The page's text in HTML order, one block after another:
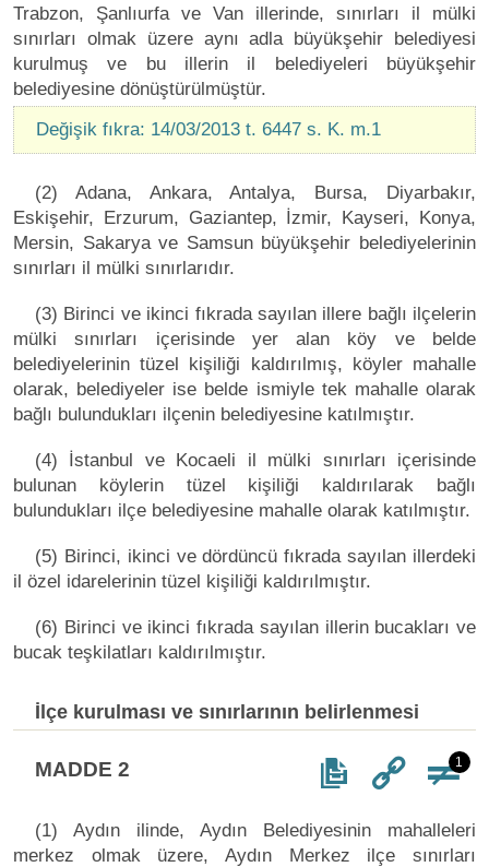
Trabzon, Şanlıurfa ve Van illerinde, sınırları il mülki
sınırları olmak üzere aynı adla büyükşehir belediyesi
kurulmuş ve bu illerin il belediyeleri büyükşehir
belediyesine dönüştürülmüştür.
Değişik fıkra: 14/03/2013 t. 6447 s. K. m.1
(2) Adana, Ankara, Antalya, Bursa, Diyarbakır,
Eskişehir, Erzurum, Gaziantep, İzmir, Kayseri, Konya,
Mersin, Sakarya ve Samsun büyükşehir belediyelerinin
sınırları il mülki sınırlarıdır.
(3) Birinci ve ikinci fıkrada sayılan illere bağlı ilçelerin
mülki sınırları içerisinde yer alan köy ve belde
belediyelerinin tüzel kişiliği kaldırılmış, köyler mahalle
olarak, belediyeler ise belde ismiyle tek mahalle olarak
bağlı bulundukları ilçenin belediyesine katılmıştır.
(4) İstanbul ve Kocaeli il mülki sınırları içerisinde
bulunan köylerin tüzel kişiliği kaldırılarak bağlı
bulundukları ilçe belediyesine mahalle olarak katılmıştır.
(5) Birinci, ikinci ve dördüncü fıkrada sayılan illerdeki
il özel idarelerinin tüzel kişiliği kaldırılmıştır.
(6) Birinci ve ikinci fıkrada sayılan illerin bucakları ve
bucak teşkilatları kaldırılmıştır.
İlçe kurulması ve sınırlarının belirlenmesi
MADDE 2 1
(1) Aydın ilinde, Aydın Belediyesinin mahalleleri
merkez olmak üzere, Aydın Merkez ilçe sınırları